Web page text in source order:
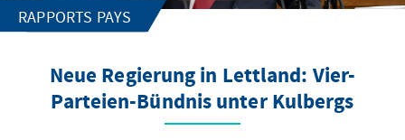
RAPPORTS PAYS
Neue Regierung in Lettland: Vier-
Parteien-Bündnis unter Kulbergs